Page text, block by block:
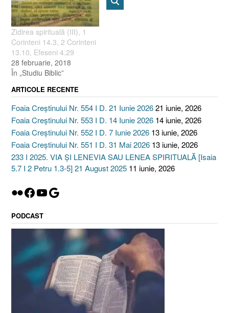
Zidirea spirituală (III), 1
Corinteni 14.3, 2 Corinteni
13.10, Efeseni 4.29
28 februarie, 2018
În „Studiu Biblic”
ARTICOLE RECENTE
Foaia Creștinului Nr. 554 I D. 21 Iunie 202621 iunie, 2026
Foaia Creștinului Nr. 553 I D. 14 Iunie 2026 14 iunie, 2026
Foaia Creștinului Nr. 552 I D. 7 Iunie 2026 13 iunie, 2026
Foaia Creștinului Nr. 551 I D. 31 Mai 2026 13 iunie, 2026
233 I 2025. VIA ȘI LENEVIA SAU LENEA SPIRITUALĂ [Isaia
5.7 I 2 Petru 1.3-5] 21 August 2025 11 iunie, 2026
Flickr
Facebook
YouTube
Google
PODCAST